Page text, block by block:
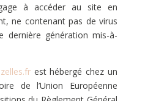
à accéder au site en
ne contenant pas de virus
dernière génération mis-à-
est hébergé chez un
de l’Union Européenne